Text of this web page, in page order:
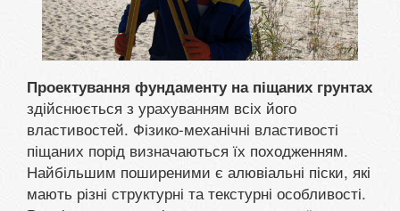
Проектування фундаменту на піщаних грунтах
здійснюється з урахуванням всіх його
властивостей. Фізико-механічні властивості
піщаних порід визначаються їх походженням.
Найбільшим поширеними є алювіальні піски, які
мають різні структурні та текстурні особливості.